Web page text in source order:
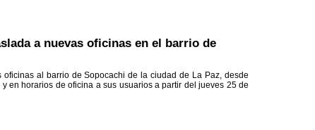
a nuevas oficinas en el barrio de
oficinas al barrio de Sopocachi de la ciudad de La Paz, desde
en horarios de oficina a sus usuarios a partir del jueves 25 de